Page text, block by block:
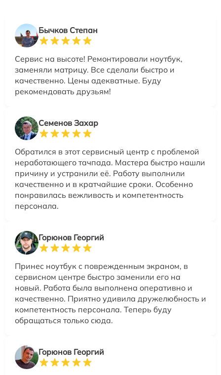
Бычков Степан
Сервис на высоте! Ремонтировали ноутбук,
заменяли матрицу. Все сделали быстро и
качественно. Цены адекватные. Буду
рекомендовать друзьям!
Семенов Захар
Обратился в этот сервисный центр с проблемой
неработающего тачпада. Мастера быстро нашли
причину и устранили её. Работу выполнили
качественно и в кратчайшие сроки. Особенно
понравилась вежливость и компетентность
персонала.
Горюнов Георгий
Принес ноутбук с поврежденным экраном, в
сервисном центре быстро заменили его на
новый. Работа была выполнена оперативно и
качественно. Приятно удивила дружелюбность и
компетентность персонала. Теперь буду
обращаться только сюда.
Горюнов Георгий